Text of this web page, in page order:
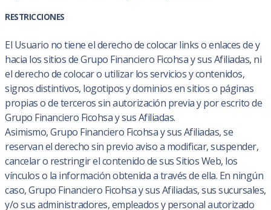
RESTRICCIONES
El Usuario no tiene el derecho de colocar links o enlaces de y
hacia los sitios de Grupo Financiero Ficohsa y sus Afiliadas, ni
el derecho de colocar o utilizar los servicios y contenidos,
signos distintivos, logotipos y dominios en sitios o páginas
propias o de terceros sin autorización previa y por escrito de
Grupo Financiero Ficohsa y sus Afiliadas.
Asimismo, Grupo Financiero Ficohsa y sus Afiliadas, se
reservan el derecho sin previo aviso a modificar, suspender,
cancelar o restringir el contenido de sus Sitios Web, los
vínculos o la información obtenida a través de ella. En ningún
caso, Grupo Financiero Ficohsa y sus Afiliadas, sus sucursales,
y/o sus administradores, empleados y personal autorizado